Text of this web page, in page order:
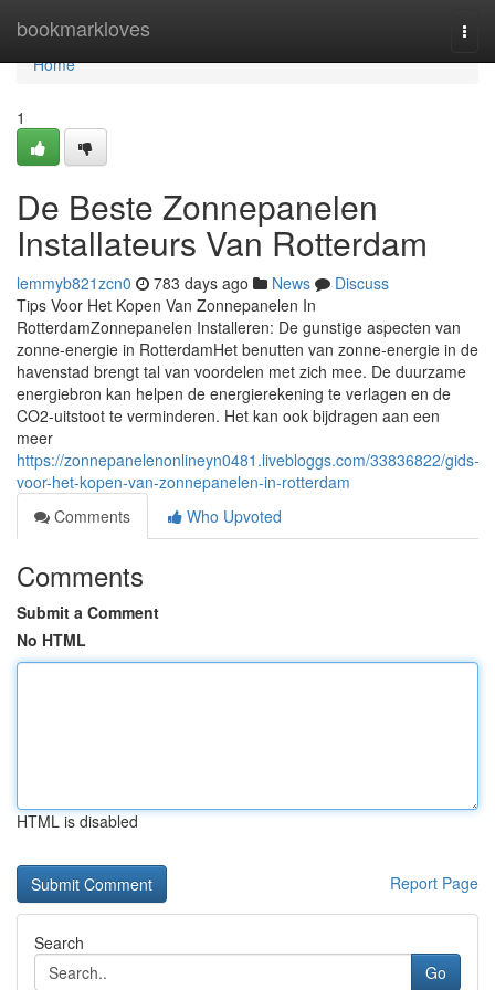
bookmarkloves
Home
Home
1
De Beste Zonnepanelen
Installateurs Van Rotterdam
lemmyb821zcn0 783 days ago News
Discuss
Tips Voor Het Kopen Van Zonnepanelen In
RotterdamZonnepanelen Installeren: De gunstige aspecten van
zonne-energie in RotterdamHet benutten van zonne-energie in de
havenstad brengt tal van voordelen met zich mee. De duurzame
energiebron kan helpen de energierekening te verlagen en de
CO2-uitstoot te verminderen. Het kan ook bijdragen aan een
meer
https://zonnepanelenonlineyn0481.livebloggs.com/33836822/gids-
voor-het-kopen-van-zonnepanelen-in-rotterdam
Comments
Who Upvoted
Comments
Submit a Comment
No HTML
HTML is disabled
Report Page
Search
Go